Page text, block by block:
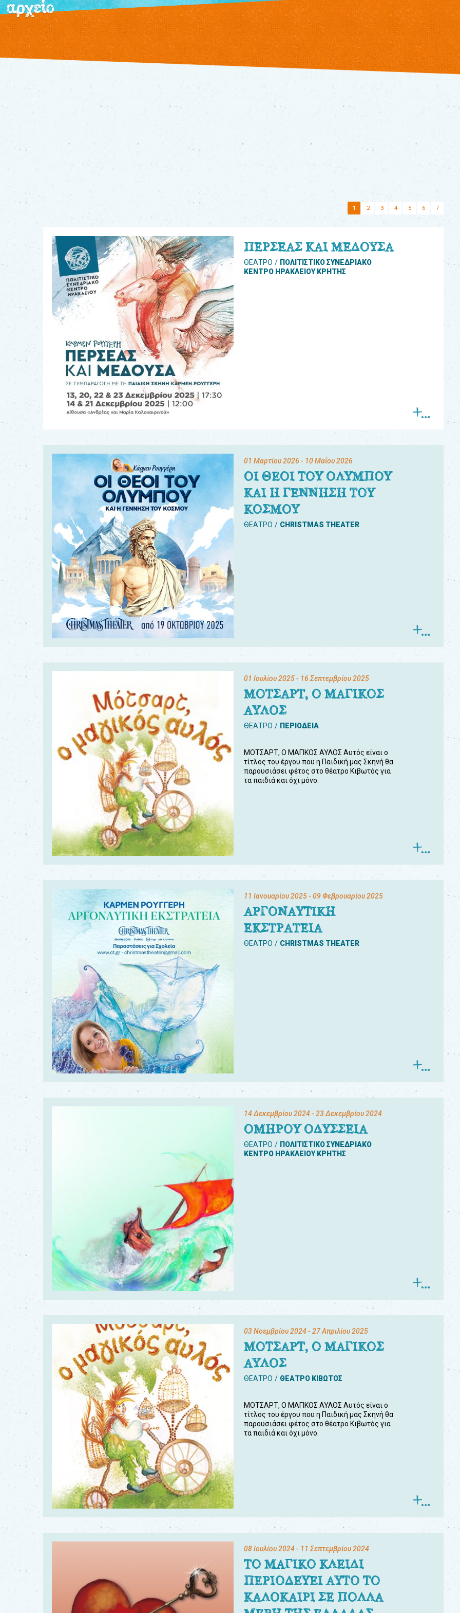
αρχείο
1 2 3 4 5 6 7
ΠΕΡΣΕΑΣ ΚΑΙ ΜΕΔΟΥΣΑ
ΘΕΑΤΡΟ
ΠΟΛΙΤΙΣΤΙΚΟ ΣΥΝΕΔΡΙΑΚΟ
ΚΕΝΤΡΟ ΗΡΑΚΛΕΙΟΥ ΚΡΗΤΗΣ
01 Μαρτίου 2026 - 10 Μαΐου 2026
ΟΙ ΘΕΟΙ ΤΟΥ ΟΛΥΜΠΟΥ
ΚΑΙ Η ΓΕΝΝΗΣΗ ΤΟΥ
ΚΟΣΜΟΥ
ΘΕΑΤΡΟ CHRISTMAS THEATER
01 Ιουλίου 2025- 16 Σεπτεμβρίου 2025
ΜΟΤΣΑΡΤ, Ο ΜΑΓΙΚΟΣ
ΑΥΛΟΣ
ΘΕΑΤΡΟ ΠΕΡΙΟΔΕΙΑ
ΜΟΤΣΑΡΤ, Ο ΜΑΓΙΚΟΣ ΑΥΛΟΣ Αυτός είναι ο
τίτλος του έργου που η Παιδική μας Σκηνή θα
παρουσιάσει φέτος στο θέατρο Κιβωτός για
τα παιδιά και όχι μόνο.
11 Ιανουαρίου 2025- 09 Φεβρουαρίου 2025
ΑΡΓΟΝΑΥΤΙΚΗ
ΕΚΣΤΡΑΤΕΙΑ
ΘΕΑΤΡΟ CHRISTMAS THEATER
14 Δεκεμβρίου 2024- 23 Δεκεμβρίου 2024
ΟΜΗΡΟΥ ΟΔΥΣΣΕΙΑ
ΘΕΑΤΡΟ
ΠΟΛΙΤΙΣΤΙΚΟ ΣΥΝΕΔΡΙΑΚΟ
ΚΕΝΤΡΟ ΗΡΑΚΛΕΙΟΥ ΚΡΗΤΗΣ
03 Νοεμβρίου 2024- 27 Απριλίου 2025
ΜΟΤΣΑΡΤ, Ο ΜΑΓΙΚΟΣ
ΑΥΛΟΣ
ΘΕΑΤΡΟ ΘΕΑΤΡΟ ΚΙΒΩΤΟΣ
ΜΟΤΣΑΡΤ, Ο ΜΑΓΙΚΟΣ ΑΥΛΟΣ Αυτός είναι ο
τίτλος του έργου που η Παιδική μας Σκηνή θα
παρουσιάσει φέτος στο θέατρο Κιβωτός για
τα παιδιά και όχι μόνο.
08 Ιουλίου 2024- 11 Σεπτεμβρίου 2024
ΤΟ ΜΑΓΙΚΟ ΚΛΕΙΔΙ
ΠΕΡΙΟΔΕΥΕΙ ΑΥΤΟ ΤΟ
ΚΑΛΟΚΑΙΡΙ ΣΕ ΠΟΛΛΑ